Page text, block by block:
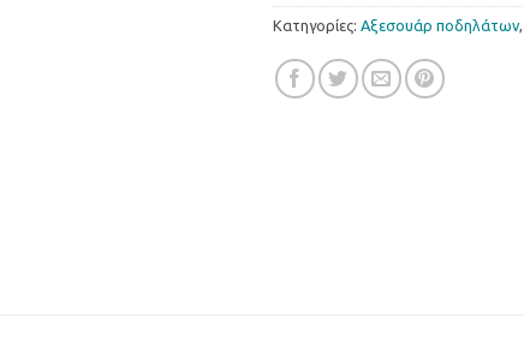
Κατηγορίες: Αξεσουάρ ποδηλάτων,